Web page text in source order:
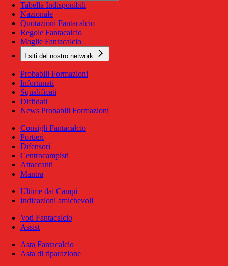
Tabella Indisponibili
Nazionale
Quotazioni Fantacalcio
Regole Fantacalcio
Maglie Fantacalcio
I siti del nostro network
Probabili Formazioni
Infortunati
Squalificati
Diffidati
News Probabili Formazioni
Consigli Fantacalcio
Portieri
Difensori
Centrocampisti
Attaccanti
Mantra
Ultime dai Campi
Indicazioni amichevoli
Voti Fantacalcio
Assist
Asta Fantacalcio
Asta di riparazione